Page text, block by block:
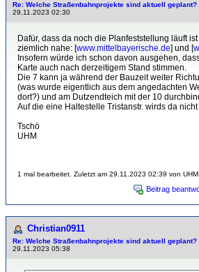
Re: Welche Straßenbahnprojekte sind aktuell geplant?
29.11.2023 02:30
Dafür, dass da noch die Planfeststellung läuft
ziemlich nahe: [www.mittelbayerische.de] und [
Insofern würde ich schon davon ausgehen,
Karte auch nach derzeitigem Stand stimmen.
Die 7 kann ja während der Bauzeit weiter
(was wurde eigentlich aus dem angedachten
dort?) und am Dutzendteich mit der 10
Auf die eine Haltestelle Tristanstr. wirds da
Tschö
UHM
1 mal bearbeitet. Zuletzt am 29.11.2023 02:39 von UHM.
Beitrag
Christian0911
Re: Welche Straßenbahnprojekte sind aktuell geplant?
29.11.2023 05:38